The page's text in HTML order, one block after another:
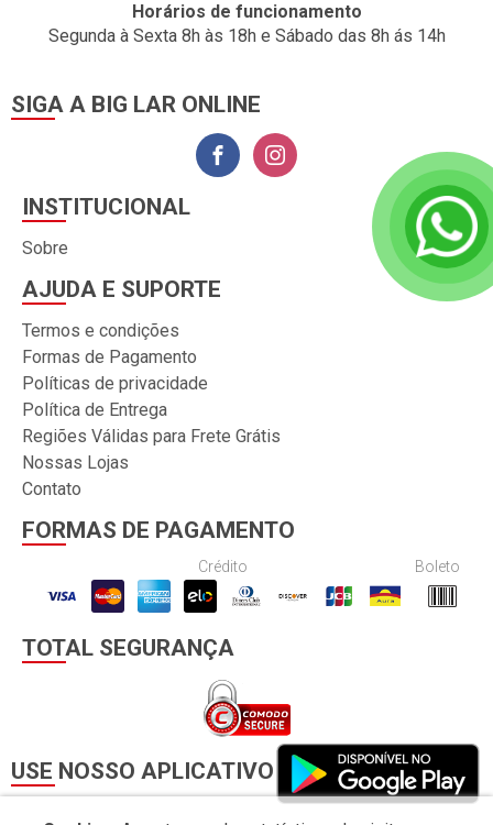
Horários de funcionamento
Segunda à Sexta 8h às 18h e Sábado das 8h ás 14h
SIGA A BIG LAR ONLINE
INSTITUCIONAL
Sobre
AJUDA E SUPORTE
Termos e condições
Formas de Pagamento
Políticas de privacidade
Política de Entrega
Regiões Válidas para Frete Grátis
Nossas Lojas
Contato
FORMAS DE PAGAMENTO
Crédito Boleto
TOTAL SEGURANÇA
USE NOSSO APLICATIVO